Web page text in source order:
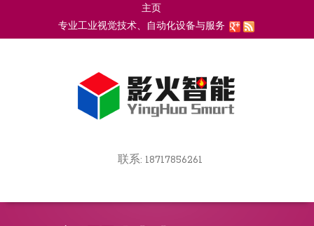
主页
专业工业视觉技术、自动化设备与服务
navigation
联系: 18717856261